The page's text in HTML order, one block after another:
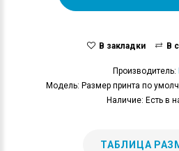
В закладки В
Производитель:
Модель: Размер принта по
Наличие: Есть в
ТАБЛИЦА